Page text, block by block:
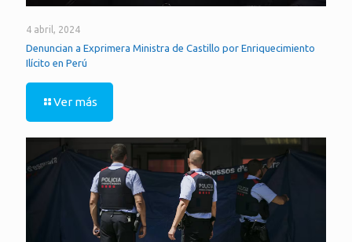
4 abril, 2024
Denuncian a Exprimera Ministra de Castillo por Enriquecimiento
Ilícito en Perú
Ver más